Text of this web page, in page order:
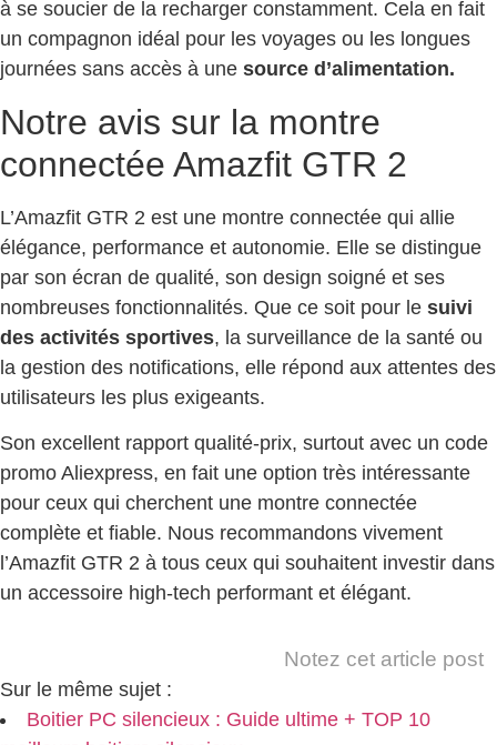
à se soucier de la recharger constamment. Cela en fait
un compagnon idéal pour les voyages ou les longues
journées sans accès à une source d’alimentation.
Notre avis sur la montre
connectée Amazfit GTR 2
L’Amazfit GTR 2 est une montre connectée qui allie
élégance, performance et autonomie. Elle se distingue
par son écran de qualité, son design soigné et ses
nombreuses fonctionnalités. Que ce soit pour le suivi
des activités sportives, la surveillance de la santé ou
la gestion des notifications, elle répond aux attentes des
utilisateurs les plus exigeants.
Son excellent rapport qualité-prix, surtout avec un code
promo Aliexpress, en fait une option très intéressante
pour ceux qui cherchent une montre connectée
complète et fiable. Nous recommandons vivement
l’Amazfit GTR 2 à tous ceux qui souhaitent investir dans
un accessoire high-tech performant et élégant.
Notez cet article post
Sur le même sujet :
Boitier PC silencieux : Guide ultime + TOP 10